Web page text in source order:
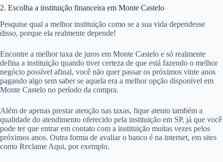
2. Escolha a instituição financeira em Monte Castelo
Pesquise qual a melhor instituição como se a sua vida dependesse
disso, porque ela realmente depende!
Encontre a melhor taxa de juros em Monte Castelo e só realmente
defina a instituição quando tiver certeza de que está fazendo o melhor
negócio possível afinal, você não quer passar os próximos vinte anos
pagando algo sem saber se aquela era a melhor opção disponível em
Monte Castelo no período da compra.
Além de apenas prestar atenção nas taxas, fique atento também a
qualidade do atendimento oferecido pela instituição em SP, já que você
pode ter que entrar em contato com a instituição muitas vezes pelos
próximos anos. Outra forma de avaliar o banco é na internet, em sites
como Reclame Aqui, por exemplo.